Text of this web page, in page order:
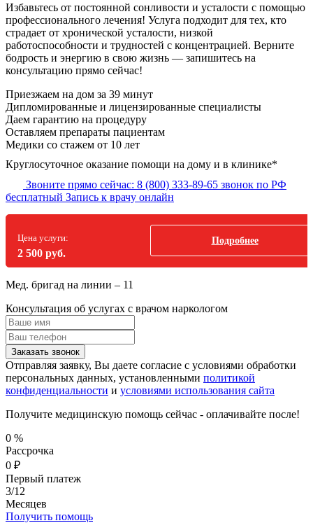
Избавьтесь от постоянной сонливости и усталости с помощью
профессионального лечения! Услуга подходит для тех, кто
страдает от хронической усталости, низкой
работоспособности и трудностей с концентрацией. Верните
бодрость и энергию в свою жизнь — запишитесь на
консультацию прямо сейчас!
Приезжаем на дом за 39 минут
Дипломированные и лицензированные специалисты
Даем гарантию на процедуру
Оставляем препараты пациентам
Медики со стажем от 10 лет
Круглосуточное оказание помощи на дому и в клинике*
Звоните прямо сейчас: 8 (800) 333-89-65 звонок по РФ
бесплатный Запись к врачу онлайн
Цена услуги:
2 500 руб.
Подробнее
Мед. бригад на линии – 11
Консультация об услугах с врачом наркологом
Заказать звонок
Отправляя заявку, Вы даете согласие с условиями обработки
персональных данных, установленными политикой
конфиденциальности и условиями использования сайта
Получите медицинскую помощь сейчас - оплачивайте после!
0 %
Рассрочка
0 ₽
Первый платеж
3/12
Месяцев
Получить помощь